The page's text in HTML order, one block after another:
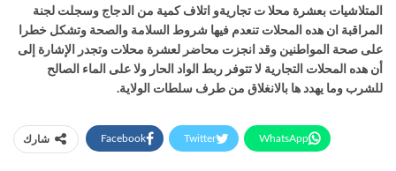
المتلاشيات بعشرة محلا ت تجاريةو اتلاف كمية من الدجاج وسجلت لجنة
المراقبة ان هده المحلات تنعدم فيها شروط السلامة والصحة وتشكل خطرا
على صحة المواطنين وقد انجزت محاضر لعشرة محلات وتجدر الإشارة إلى
أن هده المحلات التجارية لا تتوفر ربط الواد الحار ولا على الماء الصالح
للشرب وما يهدد ها بالانغلاق من طرف سلطات الولاية.
شارك Facebook Twitter WhatsApp